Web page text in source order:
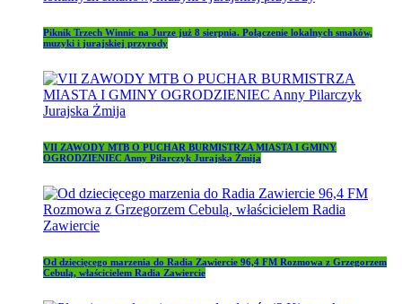
Piknik Trzech Winnic na Jurze już 8 sierpnia. Połączenie lokalnych smaków,
muzyki i jurajskiej przyrody
VII ZAWODY MTB O PUCHAR BURMISTRZA MIASTA I GMINY
OGRODZIENIEC Anny Pilarczyk Jurajska Żmija
Od dziecięcego marzenia do Radia Zawiercie 96,4 FM Rozmowa z Grzegorzem
Cebulą, właścicielem Radia Zawiercie